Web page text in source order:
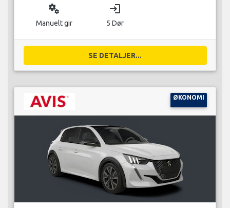
miscellaneous_services
Manuelt gir
login
5 Dør
SE DETALJER...
ØKONOMI